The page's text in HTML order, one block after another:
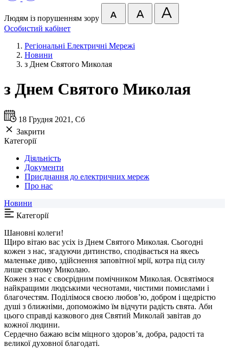
Людям із порушенням зору
Особистий кабінет
Регіональні Електричні Мережі
Новини
з Днем Святого Миколая
з Днем Святого Миколая
18 Грудня 2021, Сб
Закрити
Категорії
Діяльність
Документи
Приєднання до електричних мереж
Про нас
Новини
Категорії
Шановні колеги!
Щиро вітаю вас усіх із Днем Святого Миколая. Сьогодні
кожен з нас, згадуючи дитинство, сподівається на якесь
маленьке диво, здійснення заповітної мрії, котра під силу
лише святому Миколаю.
Кожен з нас є своєрідним помічником Миколая. Освятімося
найкращими людськими чеснотами, чистими помислами і
благочестям. Поділімося своєю любов’ю, добром і щедрістю
душі з ближніми, допоможімо їм відчути радість свята. Аби
цього справді казкового дня Святий Миколай завітав до
кожної людини.
Сердечно бажаю всім міцного здоров’я, добра, радості та
великої духовної благодаті.